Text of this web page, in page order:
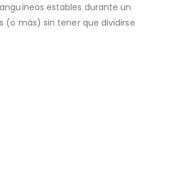
estables durante un
(o más) sin tener que dividirse